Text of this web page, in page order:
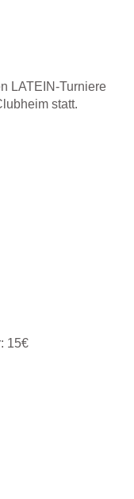
LATEIN-Turniere
statt.
15€